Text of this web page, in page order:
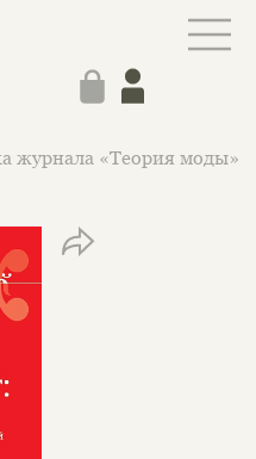
журнала «Теория моды»